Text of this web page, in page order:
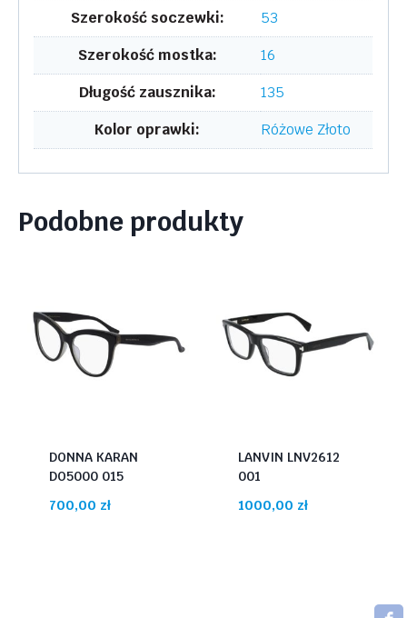
Szerokość soczewki:
53
Szerokość mostka:
16
Długość zausznika:
135
Kolor oprawki:
Różowe Złoto
Podobne produkty
DONNA KARAN
DO5000 015
700,00 zł
LANVIN LNV2612
001
1000,00 zł